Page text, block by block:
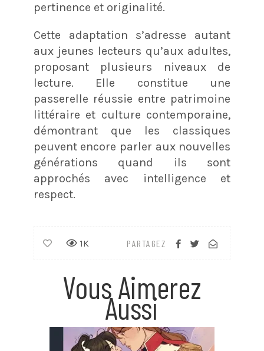
pertinence et originalité.
Cette adaptation s’adresse autant
aux jeunes lecteurs qu’aux adultes,
proposant plusieurs niveaux de
lecture. Elle constitue une
passerelle réussie entre patrimoine
littéraire et culture contemporaine,
démontrant que les classiques
peuvent encore parler aux nouvelles
générations quand ils sont
approchés avec intelligence et
respect.
PARTAGEZ
1K
Vous Aimerez
Aussi